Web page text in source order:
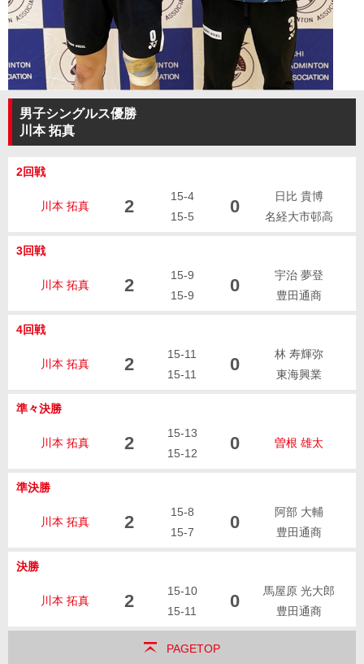
男子シングルス優勝
川本 拓真
2回戦
川本 拓真 2
15-4
15-5
0
日比 貴博
名経大市邨高
3回戦
川本 拓真 2
15-9
15-9
0
宇治 夢登
豊田通商
4回戦
川本 拓真 2
15-11
15-11
0
林 寿輝弥
東海興業
準々決勝
川本 拓真 2
15-13
15-12
0 曽根 雄太
準決勝
川本 拓真 2
15-8
15-7
0
阿部 大輔
豊田通商
決勝
川本 拓真 2
15-10
15-11
0
馬屋原 光大郎
豊田通商
PAGETOP